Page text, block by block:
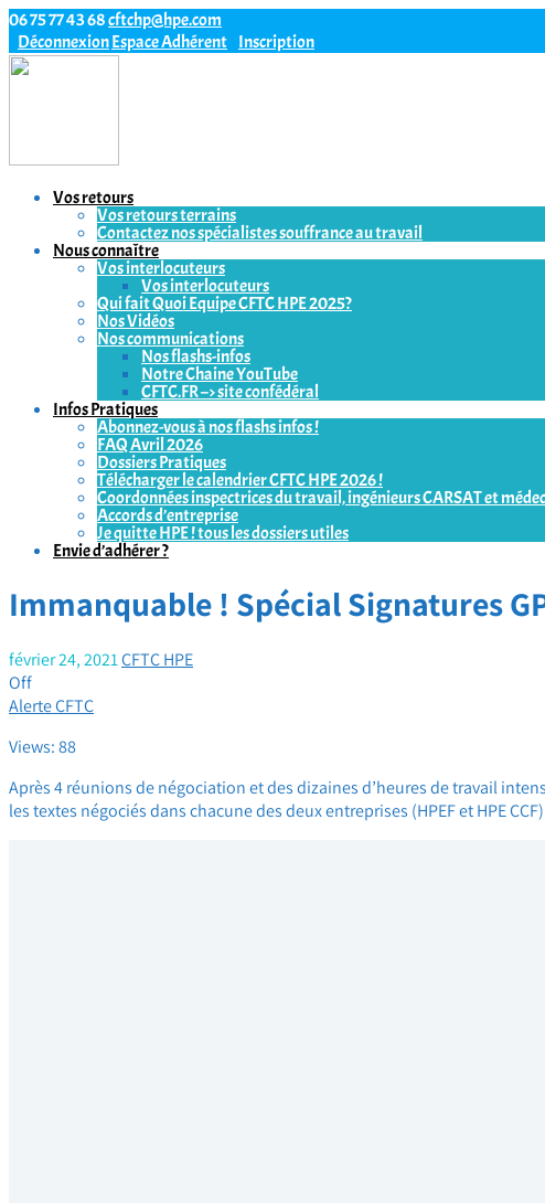
06 75 77 43 68cftchp@hpe.com
DéconnexionEspace Adhérent Inscription
Vos retours
Vos retours terrains
Contactez nos spécialistes souffrance au travail
Nous connaître
Vos interlocuteurs
Vos interlocuteurs
Qui fait Quoi Equipe CFTC HPE 2025?
Nos Vidéos
Nos communications
Nos flashs-infos
Notre Chaine YouTube
CFTC.FR –> site confédéral
Infos Pratiques
Abonnez-vous à nos flashs infos !
FAQ Avril 2026
Dossiers Pratiques
Télécharger le calendrier CFTC HPE 2026 !
Coordonnées inspectrices du travail, ingénieurs CARSAT et
Accords d’entreprise
Je quitte HPE ! tous les dossiers utiles
Envie d’adhérer ?
Immanquable ! Spécial Signatures
février 24, 2021CFTC HPE
Off
Alerte CFTC
Views: 88
Après 4 réunions de négociation et des dizaines d’heures de travail
les textes négociés dans chacune des deux entreprises (HPEF et HPE